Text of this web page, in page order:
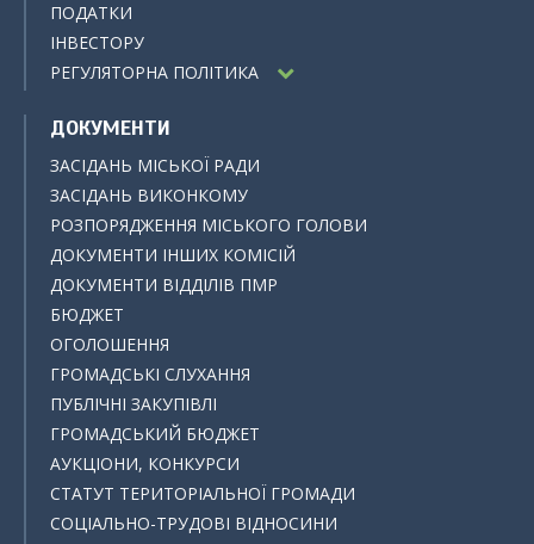
ПОДАТКИ
ІНВЕСТОРУ
РЕГУЛЯТОРНА ПОЛІТИКА
ДОКУМЕНТИ
ЗАСІДАНЬ МІСЬКОЇ РАДИ
ЗАСІДАНЬ ВИКОНКОМУ
РОЗПОРЯДЖЕННЯ МІСЬКОГО ГОЛОВИ
ДОКУМЕНТИ ІНШИХ КОМІСІЙ
ДОКУМЕНТИ ВІДДІЛІВ ПМР
БЮДЖЕТ
ОГОЛОШЕННЯ
ГРОМАДСЬКІ СЛУХАННЯ
ПУБЛІЧНІ ЗАКУПІВЛІ
ГРОМАДСЬКИЙ БЮДЖЕТ
АУКЦІОНИ, КОНКУРСИ
СТАТУТ ТЕРИТОРІАЛЬНОЇ ГРОМАДИ
СОЦІАЛЬНО-ТРУДОВІ ВІДНОСИНИ